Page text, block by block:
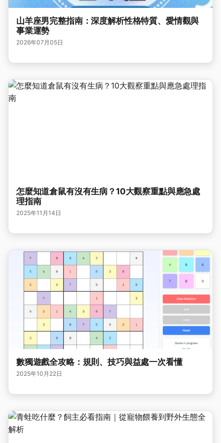
山羊座男完整指南：深度解析性格特質、愛情觀與
事業運勢
2026年07月05日
怎麼知道倉鼠有沒有生病？10大觀察重點與應急處
理指南
2025年11月14日
數獨遊戲全攻略：規則、技巧與益處一次看懂
2025年10月22日